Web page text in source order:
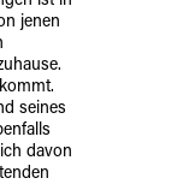
jenen
seines
davon